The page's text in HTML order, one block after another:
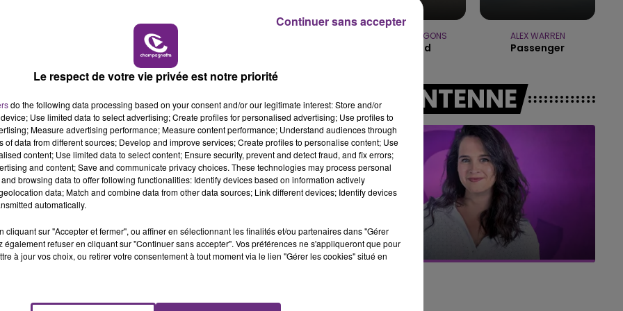
LE WEEK-END CHAMPAGNE FM BEST OF
est fermée pour cas de COVID, les enfants seront
périscolaires dès la fin d’éviction de l’école, soit un
sanitaire
retenus pour expérimenter un
19, cela n’entraîneraplus de fermeture automatique
dont le résultat reviendra positif devront suivre l’école à
a le droit, l’enfant sera considéré comme positif potentiel
départements si elle s’avère concluante.
IMAGINE DRAGONS
Wrecked
ALEX WARREN
Passenger
A L'ANTENNE
BEST OF Le week-end Champagne FM
Le respect de votre vie privée est notre priorité
do the following data processing based on your consent and/or our legitimate interest: Store and/or
Use limited data to select advertising; Create profiles for personalised advertising; Use profiles to
Measure advertising performance; Measure content performance; Understand audiences through
of data from different sources; Develop and improve services; Create profiles to personalise content; Use
content; Use limited data to select content; Ensure security, prevent and detect fraud, and fix errors;
and content; Save and communicate privacy choices. These technologies may process personal
browsing data to offer following functionalities: Identify devices based on information actively
data; Match and combine data from other data sources; Link different devices; Identify devices
automatically.
cliquant sur "Accepter et fermer", ou affiner en sélectionnant les finalités et/ou partenaires dans "Gérer
également refuser en cliquant sur "Continuer sans accepter". Vos préférences ne s'appliqueront que pour
à jour vos choix, ou retirer votre consentement à tout moment via le lien "Gérer les cookies" situé en
Continuer sans accepter